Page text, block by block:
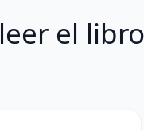
leer el libro